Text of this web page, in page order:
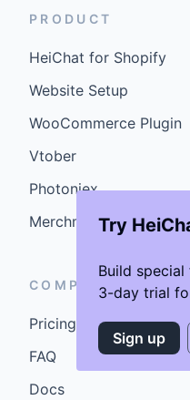
Try
Build
3-day trial
Sign up
PRODUCT
HeiChat for Shopify
Website Setup
WooCommerce Plugin
Vtober
Photoniex
MerchmindAI
COMPANY
Pricing
FAQ
Docs